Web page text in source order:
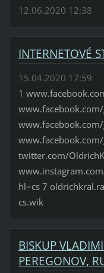
12.06.2020 12:38
INTERNETOVÉ
15.04.2020 17:59
1
twitter.com/
hl=cs 7
cs.wik
BISKUP
PEREGONOV,